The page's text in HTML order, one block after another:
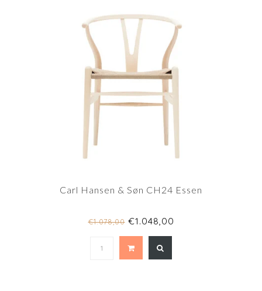
Carl Hansen & Søn CH24 Essen
€1.078,00€1.048,00